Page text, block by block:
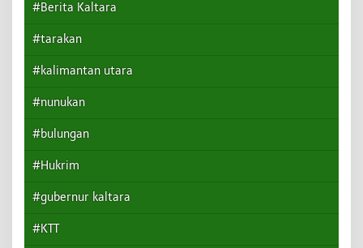
#Berita Kaltara
#tarakan
#kalimantan utara
#nunukan
#bulungan
#Hukrim
#gubernur kaltara
#KTT